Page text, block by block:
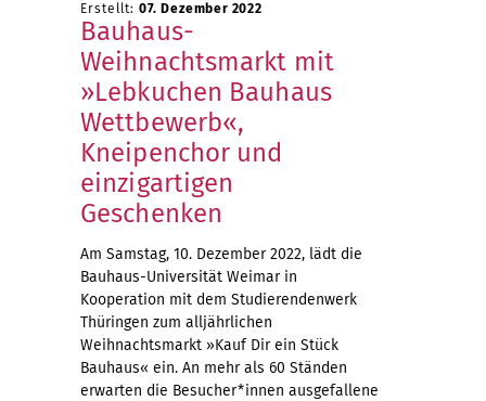
Erstellt: 07. Dezember 2022
Bauhaus-
Weihnachtsmarkt mit
»Lebkuchen Bauhaus
Wettbewerb«,
Kneipenchor und
einzigartigen
Geschenken
Am Samstag, 10. Dezember 2022, lädt die
Bauhaus-Universität Weimar in
Kooperation mit dem Studierendenwerk
Thüringen zum alljährlichen
Weihnachtsmarkt »Kauf Dir ein Stück
Bauhaus« ein. An mehr als 60 Ständen
erwarten die Besucher*innen ausgefallene